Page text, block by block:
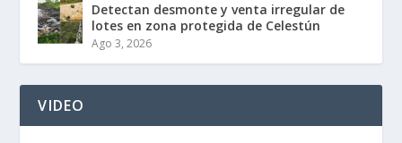
Detectan desmonte y venta irregular de
lotes en zona protegida de Celestún
Ago 3, 2026
VIDEO